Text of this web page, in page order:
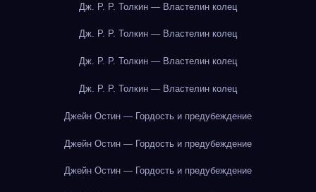
Дж. Р. Р. Толкин — Властелин колец
Дж. Р. Р. Толкин — Властелин колец
Дж. Р. Р. Толкин — Властелин колец
Дж. Р. Р. Толкин — Властелин колец
Джейн Остин — Гордость и предубеждение
Джейн Остин — Гордость и предубеждение
Джейн Остин — Гордость и предубеждение